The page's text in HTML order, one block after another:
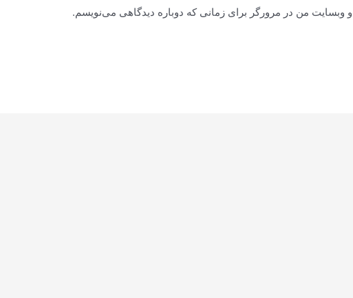
و وبسایت من در مرورگر برای زمانی که دوباره دیدگاهی می‌نویسم.